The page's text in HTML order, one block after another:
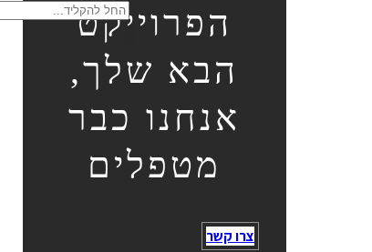
הפרוייקט
הבא שלך,
אנחנו כבר
מטפלים
צרו קשר